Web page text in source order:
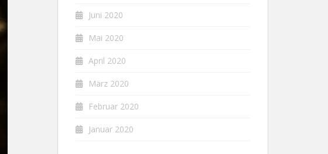
Juni 2020
Mai 2020
April 2020
März 2020
Februar 2020
Januar 2020